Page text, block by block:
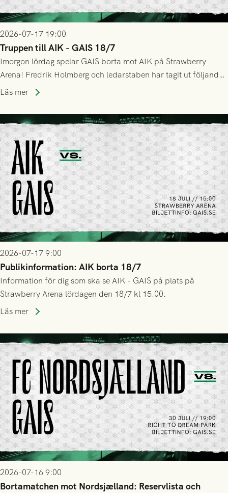
2026-07-17 19:00
Truppen till AIK - GAIS 18/7
Imorgon lördag spelar GAIS borta mot AIK på Strawberry
Arena! Fredrik Holmberg och ledarstaben har tagit ut följande
trupp till matchen:
Läs mer
2026-07-17 9:00
Publikinformation: AIK borta 18/7
Information för dig som ska se AIK - GAIS på plats på
Strawberry Arena lördagen den 18/7 kl 15.00.
Läs mer
2026-07-16 9:00
Bortamatchen mot Nordsjælland: Reservlista och